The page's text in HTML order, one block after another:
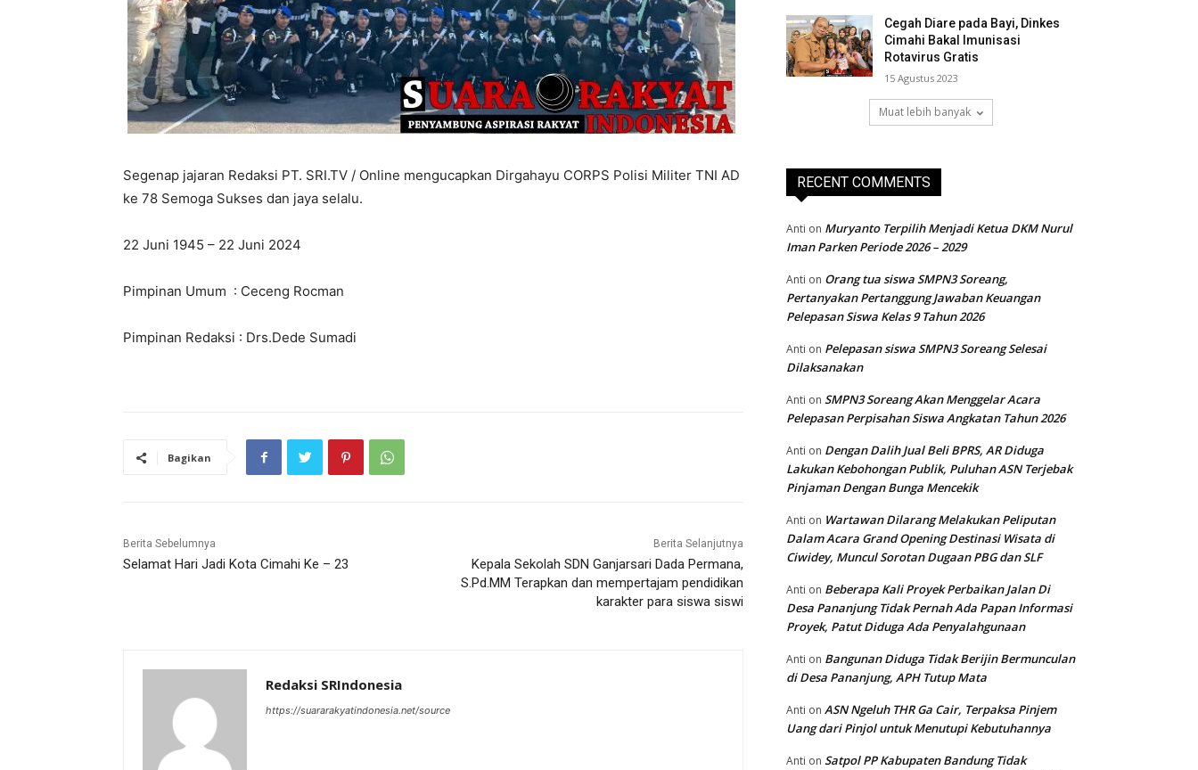
Segenap jajaran Redaksi PT. SRI.TV / Online mengucapkan Dirgahayu CORPS Polisi Militer TNI AD
ke 78 Semoga Sukses dan jaya selalu.
22 Juni 1945 – 22 Juni 2024
Pimpinan Umum : Ceceng Rocman
Pimpinan Redaksi : Drs.Dede Sumadi
Bagikan
Berita Sebelumnya
Selamat Hari Jadi Kota Cimahi Ke – 23
Berita Selanjutnya
Kepala Sekolah SDN Ganjarsari Dada Permana,
S.Pd.MM Terapkan dan mempertajam pendidikan
karakter para siswa siswi
Redaksi SRIndonesia
https://suararakyatindonesia.net/source
Cegah Diare pada Bayi, Dinkes
Cimahi Bakal Imunisasi
Rotavirus Gratis
15 Agustus 2023
Muat lebih banyak
RECENT COMMENTS
Anti on Muryanto Terpilih Menjadi Ketua DKM Nurul
Iman Parken Periode 2026 – 2029
Anti on Orang tua siswa SMPN3 Soreang,
Pertanyakan Pertanggung Jawaban Keuangan
Pelepasan Siswa Kelas 9 Tahun 2026
Anti on Pelepasan siswa SMPN3 Soreang Selesai
Dilaksanakan
Anti on SMPN3 Soreang Akan Menggelar Acara
Pelepasan Perpisahan Siswa Angkatan Tahun 2026
Anti on Dengan Dalih Jual Beli BPRS, AR Diduga
Lakukan Kebohongan Publik, Puluhan ASN Terjebak
Pinjaman Dengan Bunga Mencekik
Anti on Wartawan Dilarang Melakukan Peliputan
Dalam Acara Grand Opening Destinasi Wisata di
Ciwidey, Muncul Sorotan Dugaan PBG dan SLF
Anti on Beberapa Kali Proyek Perbaikan Jalan Di
Desa Pananjung Tidak Pernah Ada Papan Informasi
Proyek, Patut Diduga Ada Penyalahgunaan
Anti on Bangunan Diduga Tidak Berijin Bermunculan
di Desa Pananjung, APH Tutup Mata
Anti on ASN Ngeluh THR Ga Cair, Terpaksa Pinjem
Uang dari Pinjol untuk Menutupi Kebutuhannya
Anti on Satpol PP Kabupaten Bandung Tidak